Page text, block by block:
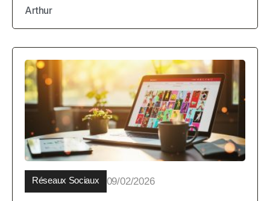
Arthur
Réseaux Sociaux 09/02/2026